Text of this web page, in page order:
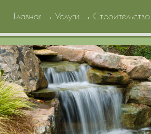
Главная → Услуги →
Цены
Контакты